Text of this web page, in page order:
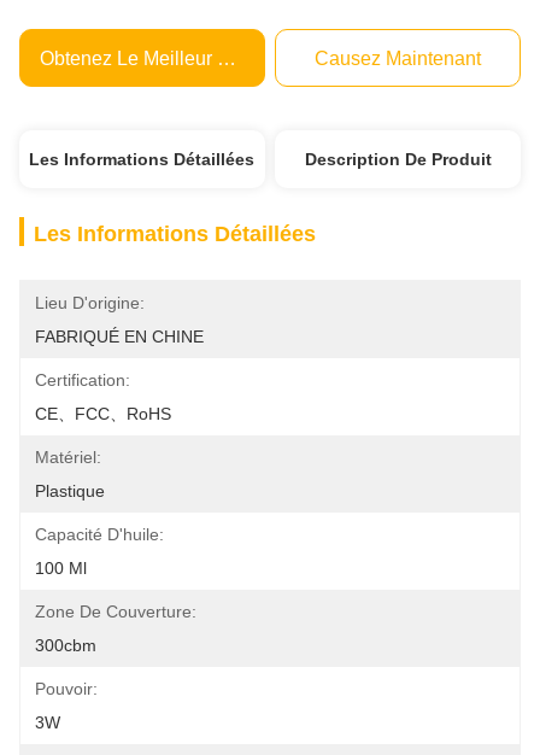
Obtenez Le Meilleur Prix Causez Maintenant
Les Informations Détaillées Description De Produit
Les Informations Détaillées
Lieu D'origine:
FABRIQUÉ EN CHINE
Certification:
CE、FCC、RoHS
Matériel:
Plastique
Capacité D'huile:
100 Ml
Zone De Couverture:
300cbm
Pouvoir:
3W